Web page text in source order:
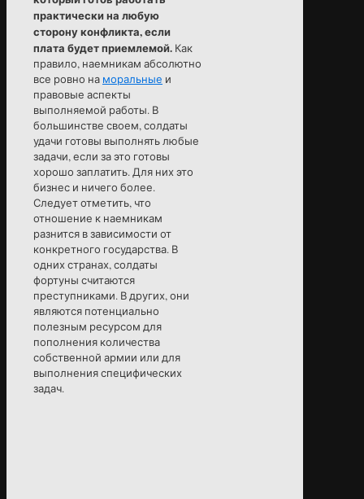
практически на любую
сторону конфликта, если
плата будет приемлемой. Как
правило, наемникам абсолютно
все ровно на моральные и
правовые аспекты
выполняемой работы. В
большинстве своем, солдаты
удачи готовы выполнять любые
задачи, если за это готовы
хорошо заплатить. Для них это
бизнес и ничего более.
Следует отметить, что
отношение к наемникам
разнится в зависимости от
конкретного государства. В
одних странах, солдаты
фортуны считаются
преступниками. В других, они
являются потенциально
полезным ресурсом для
пополнения количества
собственной армии или для
выполнения специфических
задач.